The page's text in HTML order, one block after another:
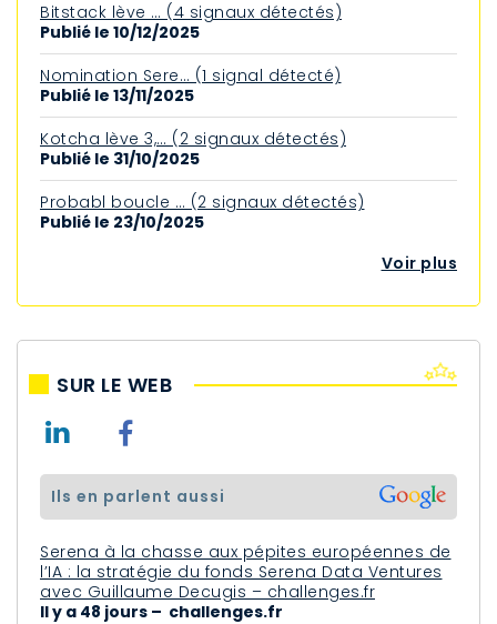
Bitstack lève … (4 signaux détectés)
Publié le 10/12/2025
Nomination Sere… (1 signal détecté)
Publié le 13/11/2025
Kotcha lève 3,… (2 signaux détectés)
Publié le 31/10/2025
Probabl boucle … (2 signaux détectés)
Publié le 23/10/2025
Voir plus
SUR LE WEB
ils en parlent aussi
Serena à la chasse aux pépites européennes de
l’IA : la stratégie du fonds Serena Data Ventures
avec Guillaume Decugis – challenges.fr
Il y a 48 jours – challenges.fr